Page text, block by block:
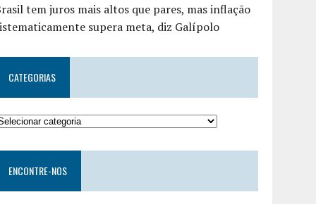
tem juros mais altos que pares, mas inflação
supera meta, diz Galípolo
CATEGORIAS
ENCONTRE-NOS